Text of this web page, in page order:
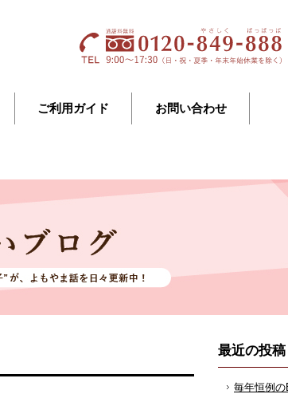
ご利用ガイド お問い合わせ
最近の投稿
毎年恒例